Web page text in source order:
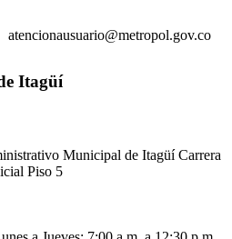
atencionausuario@metropol.gov.co
Itagüí
Municipal de Itagüí Carrera
Piso 5